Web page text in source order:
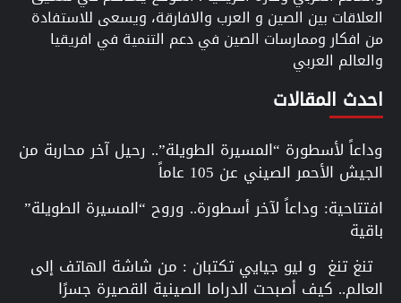
العلاقات بين الصين و العرب والافارقة، ويسعى للاستفادة
من افكار وممارسات الصين في دعم التنمية في افريقيا
والعالم العربي
احدث المقالات
وداعاً لأسطورة “المسيرة الطويلة”.. رحيل آخر محاربة من
الجيش الأحمر الصيني عن 105 عاماً
افتتاحية: وداعاً لآخر أسطورة.. وروح “المسيرة الطويلة”
باقية
تنغ تنغ و ليو جيايي تكتبان : من شاشة الهاتف إلى
العالم.. كيف أصبحت الدراما الصينية القصيرة جسرًا